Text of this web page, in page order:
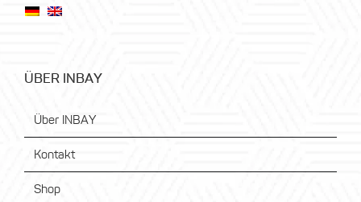
ÜBER INBAY
Über INBAY
Kontakt
Shop